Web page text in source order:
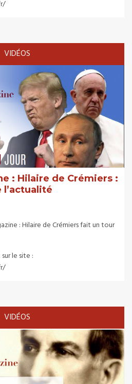
VIDÉOS
: Hilaire de Crémiers :
l’actualité
: Hilaire de Crémiers fait un tour
le site :
VIDÉOS